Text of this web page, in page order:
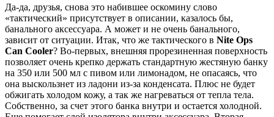
Да-да, друзья, снова это набившее оскомину слово
«тактический» присутствует в описании, казалось бы,
банального аксессуара. А может и не очень банального,
зависит от ситуации. Итак, что же тактического в Nite Ops
Can Cooler? Во-первых, внешняя прорезиненная поверхность
позволяет очень крепко держать стандартную жестяную банку
на 350 или 500 мл с пивом или лимонадом, не опасаясь, что
она выскользнет из ладони из-за конденсата. Плюс не будет
обжигать холодом кожу, а так же нагреваться от тепла тела.
Собственно, за счет этого банка внутри и остается холодной.